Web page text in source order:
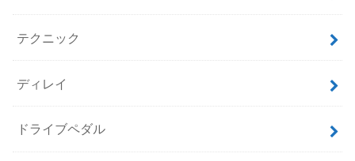
テクニック
ディレイ
ドライブペダル